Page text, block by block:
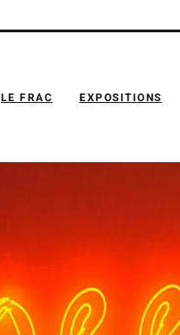
LE FRAC EXPOSITIONS